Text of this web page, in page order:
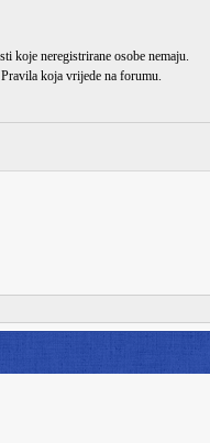
koje neregistrirane osobe nemaju.
koja vrijede na forumu.